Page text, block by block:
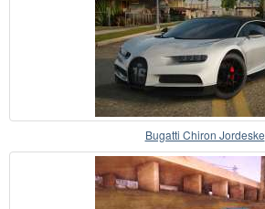
Bugatti Chiron Jordeske